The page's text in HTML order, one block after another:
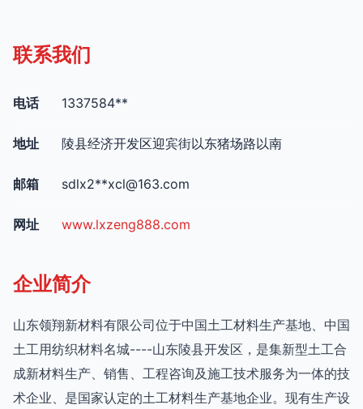
联系我们
电话 1337584**
地址 陵县经济开发区迎宾街以东猪场路以南
邮箱 sdlx2**xcl@163.com
网址 www.lxzeng888.com
企业简介
山东领翔新材料有限公司位于中国土工材料生产基地、中国
土工用纺织材料名城----山东陵县开发区，是集新型土工合
成新材料生产、销售、工程咨询及施工技术服务为一体的技
术企业、是国家认定的土工材料生产基地企业。现有生产设